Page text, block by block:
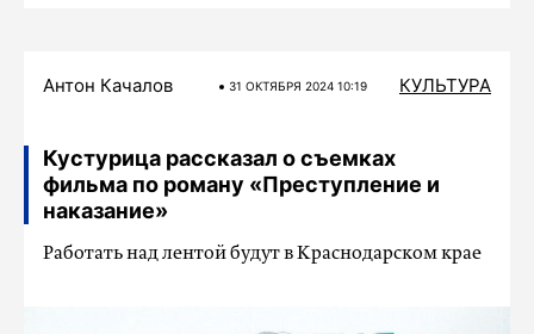
Антон Качалов 31 ОКТЯБРЯ 2024 10:19 КУЛЬТУРА
Кустурица рассказал о съемках
фильма по роману «Преступление и
наказание»
Работать над лентой будут в Краснодарском крае